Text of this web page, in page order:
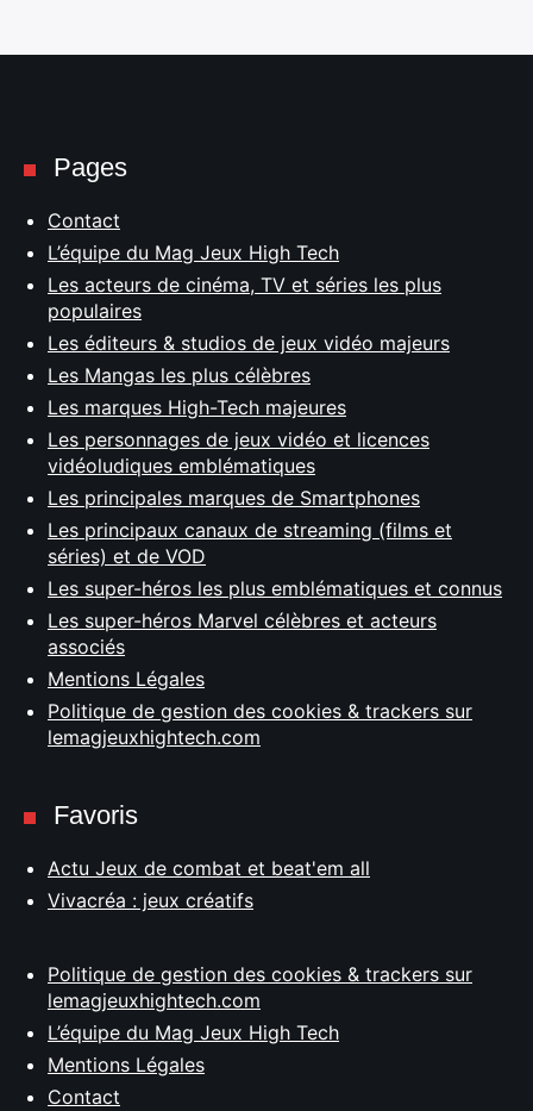
Pages
Contact
L’équipe du Mag Jeux High Tech
Les acteurs de cinéma, TV et séries les plus
populaires
Les éditeurs & studios de jeux vidéo majeurs
Les Mangas les plus célèbres
Les marques High-Tech majeures
Les personnages de jeux vidéo et licences
vidéoludiques emblématiques
Les principales marques de Smartphones
Les principaux canaux de streaming (films et
séries) et de VOD
Les super-héros les plus emblématiques et connus
Les super-héros Marvel célèbres et acteurs
associés
Mentions Légales
Politique de gestion des cookies & trackers sur
lemagjeuxhightech.com
Favoris
Actu Jeux de combat et beat'em all
Vivacréa : jeux créatifs
Politique de gestion des cookies & trackers sur
lemagjeuxhightech.com
L’équipe du Mag Jeux High Tech
Mentions Légales
Contact